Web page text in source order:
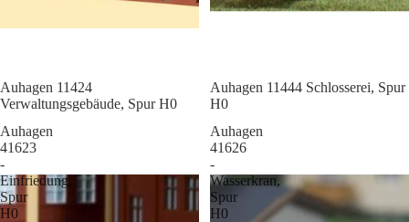
Sale
Auhagen 11424
Verwaltungsgebäude, Spur H0
Sale
Auhagen 11444 Schlosserei, Spur
H0
Auhagen
41623
-
Einfriedung,
Spur
H0
Auhagen
41626
-
Wasserkran,
Spur
H0